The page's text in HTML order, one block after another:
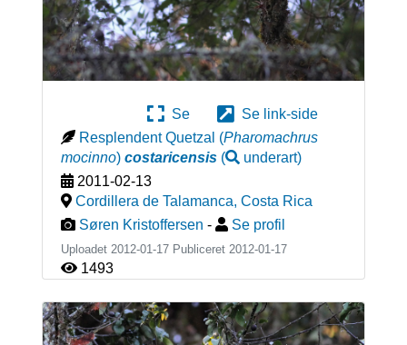
Se
Se link-side
Resplendent Quetzal (Pharomachrus
mocinno) costaricensis( underart)
2011-02-13
Cordillera de Talamanca, Costa Rica
Søren Kristoffersen - Se profil
Uploadet 2012-01-17 Publiceret 2012-01-17
1493